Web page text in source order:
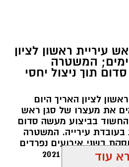
עיריית ראשון לציון
המשטרה
תוך ניצול יחסי
לציון האריך היום
את מעצרו של סגן ראש
החשוד בביצוע מעשה סדום
בעובדת עירייה. המשטרה
בשני אירועים נפרדים
משנת 2021עוד